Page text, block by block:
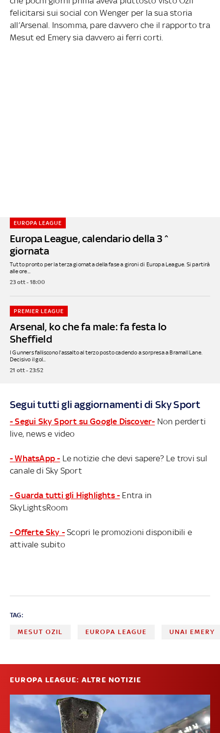
felicitarsi sui social con Wenger per la sua storia
all’Arsenal. Insomma, pare davvero che il rapporto tra
Mesut ed Emery sia davvero ai ferri corti.
Europa League, calendario della 3^
giornata
EUROPA LEAGUE
Tutto pronto per la terza giornata della fase a gironi di Europa League. Si partirà
alle ore...
23 ott - 18:00
Arsenal, ko che fa male: fa festa lo
Sheffield
PREMIER LEAGUE
I Gunners falliscono l'assalto al terzo posto cadendo a sorpresa a Bramall Lane.
Decisivo il gol...
21 ott - 23:52
Segui tutti gli aggiornamenti di Sky Sport
- Segui Sky Sport su Google Discover- Non perderti
live, news e video
- WhatsApp - Le notizie che devi sapere? Le trovi sul
canale di Sky Sport
- Guarda tutti gli Highlights - Entra in
SkyLightsRoom
- Offerte Sky - Scopri le promozioni disponibili e
attivale subito
TAG:
MESUT OZIL EUROPA LEAGUE UNAI EMERY
EUROPA LEAGUE: ALTRE NOTIZIE